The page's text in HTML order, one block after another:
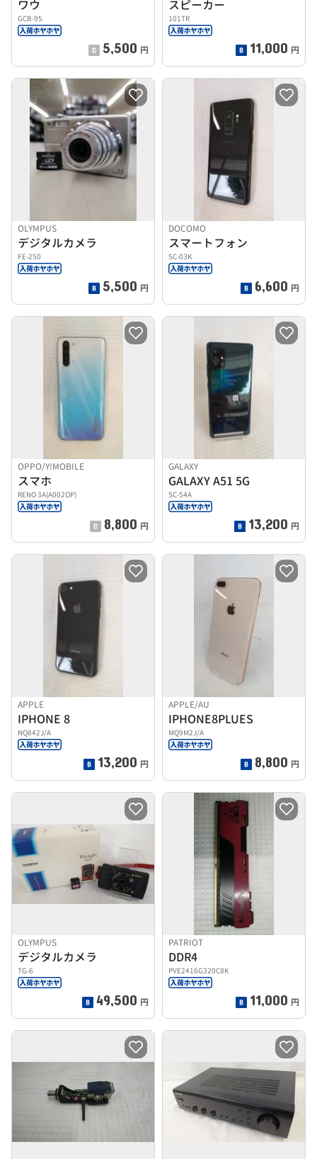
ワウ
GCB-95
5,500 円
スピーカー
101TR
11,000 円
OLYMPUS
デジタルカメラ
FE-250
5,500 円
DOCOMO
スマートフォン
SC-03K
6,600 円
OPPO/Y!MOBILE
スマホ
RENO 3A(A002OP)
8,800 円
GALAXY
GALAXY A51 5G
SC-54A
13,200 円
APPLE
IPHONE 8
NQ842J/A
13,200 円
APPLE/AU
IPHONE8PLUES
MQ9M2J/A
8,800 円
OLYMPUS
デジタルカメラ
TG-6
49,500 円
PATRIOT
DDR4
PVE2416G320C8K
11,000 円